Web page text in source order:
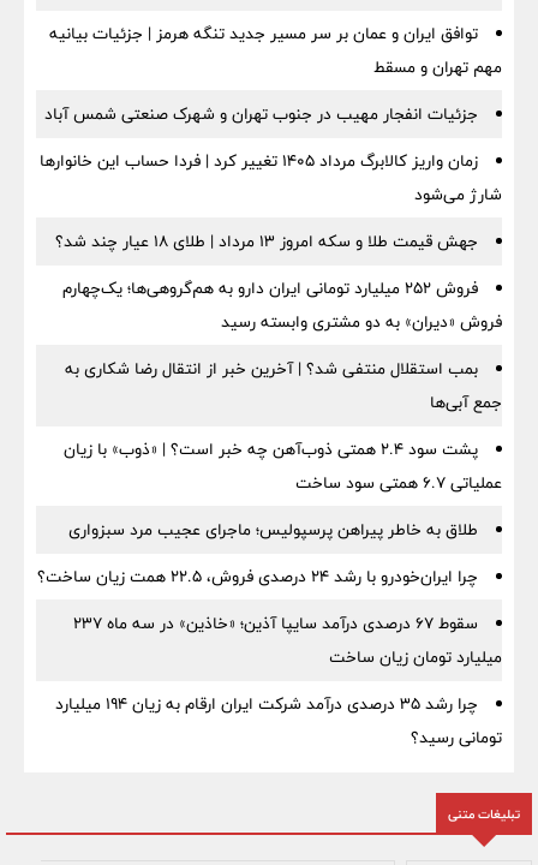
توافق ایران و عمان بر سر مسیر جدید تنگه هرمز | جزئیات بیانیه
مهم تهران و مسقط
جزئیات انفجار مهیب در جنوب تهران و شهرک صنعتی شمس آباد
زمان واریز کالابرگ مرداد ۱۴۰۵ تغییر کرد | فردا حساب این خانوارها
شارژ می‌شود
جهش قیمت طلا و سکه امروز ۱۳ مرداد | طلای ۱۸ عیار چند شد؟
فروش ۲۵۲ میلیارد تومانی ایران دارو به هم‌گروهی‌ها؛ یک‌چهارم
فروش «دیران» به دو مشتری وابسته رسید
بمب استقلال منتفی شد؟ | آخرین خبر از انتقال رضا شکاری به
جمع آبی‌ها
پشت سود ۲.۴ همتی ذوب‌آهن چه خبر است؟ | «ذوب» با زیان
عملیاتی ۶.۷ همتی سود ساخت
طلاق به خاطر پیراهن پرسپولیس؛ ماجرای عجیب مرد سبزواری
چرا ایران‌خودرو با رشد ۲۴ درصدی فروش، ۲۲.۵ همت زیان ساخت؟
سقوط ۶۷ درصدی درآمد سایپا آذین؛ «خاذین» در سه ماه ۲۳۷
میلیارد تومان زیان ساخت
چرا رشد ۳۵ درصدی درآمد شرکت ایران ارقام به زیان ۱۹۴ میلیارد
تومانی رسید؟
تبلیغات متنی